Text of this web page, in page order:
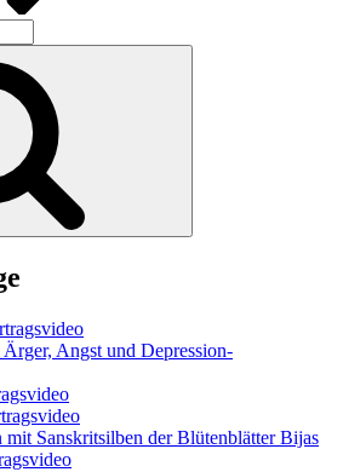
Angst und Depression-
Sanskritsilben der Blütenblätter Bijas